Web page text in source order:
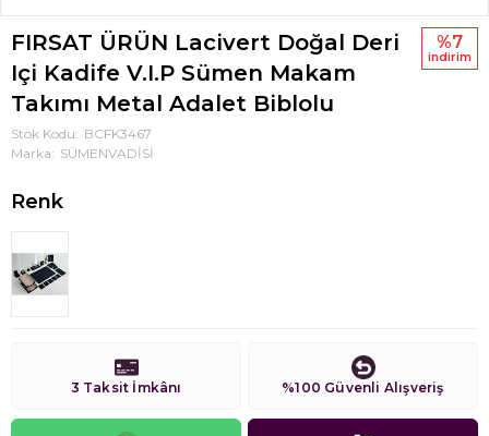
FIRSAT ÜRÜN Lacivert Doğal Deri
Içi Kadife V.I.P Sümen Makam
Takımı Metal Adalet Biblolu
Stok Kodu
BCFK3467
Marka
SÜMENVADİSİ
%7
i̇ndi̇ri̇m
Renk
3 Taksit İmkânı %100 Güvenli Alışveriş